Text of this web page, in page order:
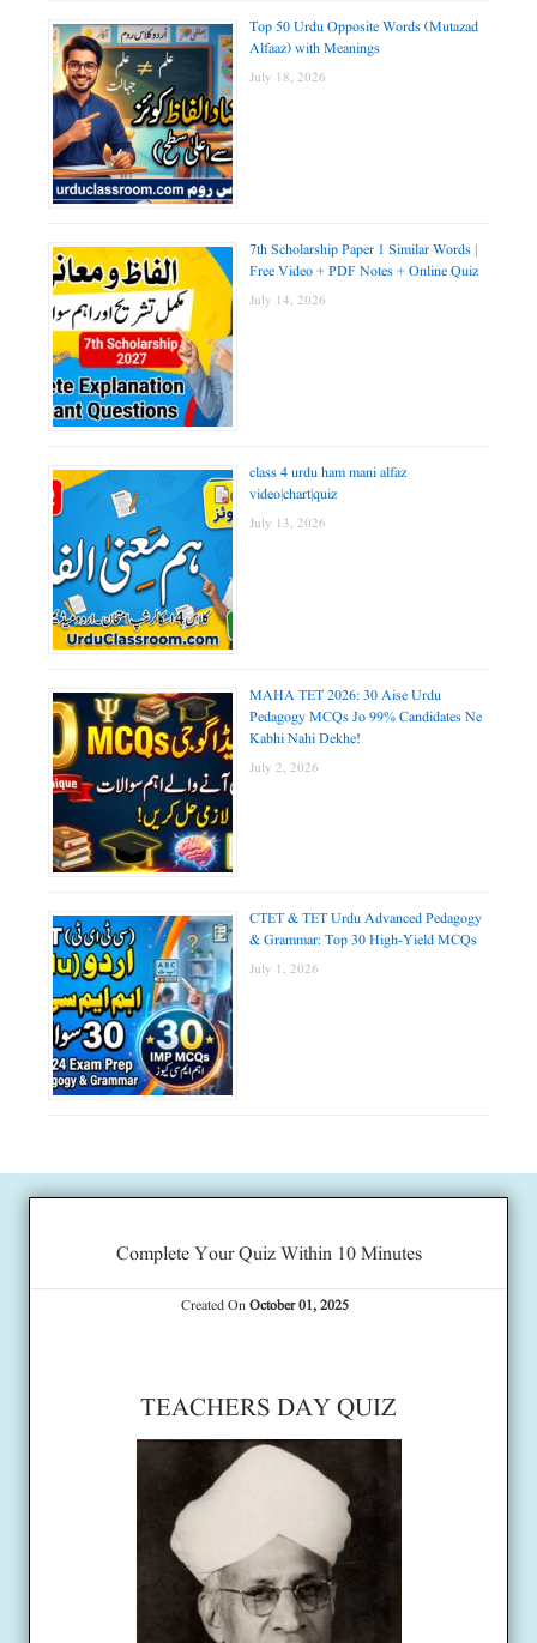
Top 50 Urdu Opposite Words (Mutazad
Alfaaz) with Meanings
July 18, 2026
7th Scholarship Paper 1 Similar Words |
Free Video + PDF Notes + Online Quiz
July 14, 2026
class 4 urdu ham mani alfaz
video|chart|quiz
July 13, 2026
MAHA TET 2026: 30 Aise Urdu
Pedagogy MCQs Jo 99% Candidates Ne
Kabhi Nahi Dekhe!
July 2, 2026
CTET & TET Urdu Advanced Pedagogy
& Grammar: Top 30 High-Yield MCQs
July 1, 2026
Complete Your Quiz Within 10 Minutes
Created OnOctober 01, 2025
TEACHERS DAY QUIZ